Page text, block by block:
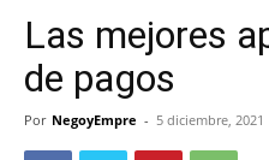
Las mejores
de pagos
Por NegoyEmpre - 5 diciembre, 2021